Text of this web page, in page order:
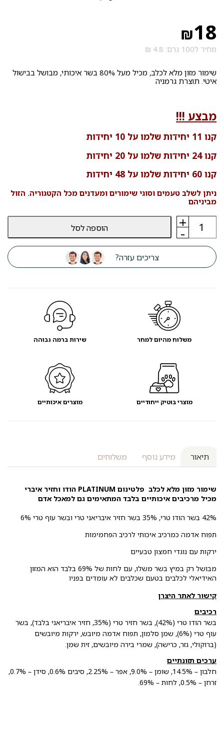
₪18
מחיר ל100 גרם: 4.8 ₪
שימור מזון מלא לכלב, מכיל מעל 80% בשר איכותי, מבושל בבישול
איטי. תוצרת גרמניה
מבצע !!!
קנו 11 יחידות שלמו על 10 יחידות
קנו 24 יחידות שלמו על 20 יחידות
קנו 60 יחידות שלמו על 48 יחידות
ניתן לשלב טעמים וסוגי שימורים ומעדנים מכל הקטגוריה. הזול
מביניהם
-
כמות
מזון
רטוב
לכלבים
פלטינום
PLATINUM
+ הוספה לסל
צריכים עזרה?
תיאור מידע נוסף משלוחים
שימור מזון מלא לכלב פלטינום PLATINUM הודו וחזיר איברי
מכיל מרכיבים איכותיים בלבד המתאימים גם למאכל אדם
42% בשר הודו טרי, 35% בשר חזיר איבריאני טרי ובשר עוף טרי 6%
תפוח אדמה כמרכיב איכותי לרכיב הפחמימות
ירקות עם נוגדי חמצון טבעיים
מבושל רק במיץ בשר משלו, עם לחות של 69% בלבד הוא המזון
האידיאלי לכלבים בטעם שכלבים לא עומדים בפניו
קישור לאתר היצרן
רכיבים
בשר הודו טרי (42%), בשר חזיר טרי (35%, חזיר איבריאני בלבד), בשר
עוף טרי (6%), שמן סלמון, תפוח אדמה מיובש, ירקות מיובשים
(ברוקולי, גזר, כרישה), שמרי בירה מיובשים, זית שמן.
ערכים תזונתיים
חלבון – 14.5%, שומן – 9.0%, אפר – 2.25%, סיבים 0.6%, סידן – 0.7%,
זרחן – 0.5%, לחות – 69%.
משלוח מהיום למחר שירות ברמה גבוהה
מוצרי בוטיק ייחודיים מוצרים איכותיים